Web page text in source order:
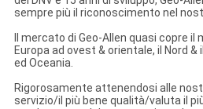
sempre più il riconoscimento nel
Il mercato di Geo-Allen quasi copre
Europa ad ovest & orientale, il Nord
ed Oceania.
Rigorosamente attenendosi alle
servizio/il più bene qualità/valuta il